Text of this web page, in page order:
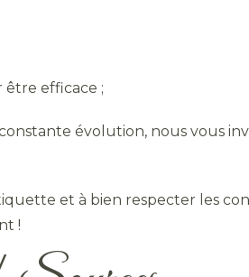
être efficace ;
évolution, nous vous
et à bien respecter les
!